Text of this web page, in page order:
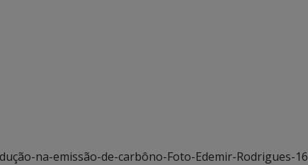
na-emissão-de-carbôno-Foto-Edemir-Rodrigues-16